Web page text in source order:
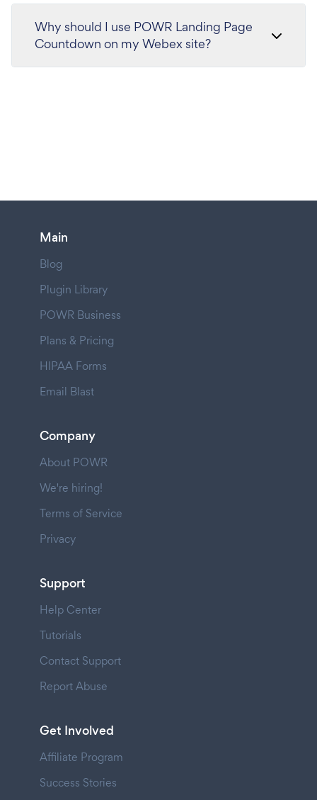
Why should I use POWR Landing Page
Countdown on my Webex site?
Main
Blog
Plugin Library
POWR Business
Plans & Pricing
HIPAA Forms
Email Blast
Company
About POWR
We're hiring!
Terms of Service
Privacy
Support
Help Center
Tutorials
Contact Support
Report Abuse
Get Involved
Affiliate Program
Success Stories